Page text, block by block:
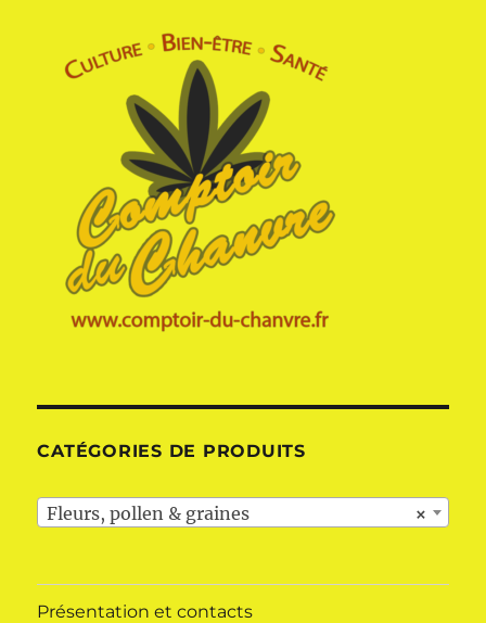
CATÉGORIES DE PRODUITS
×
Fleurs, pollen & graines
Présentation et contacts